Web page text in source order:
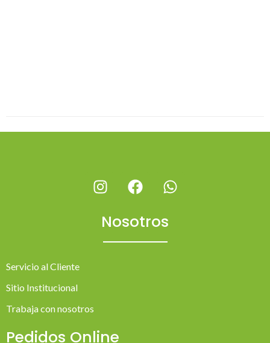
Nosotros
Servicio al Cliente
Sitio Institucional
Trabaja con nosotros
Pedidos Online